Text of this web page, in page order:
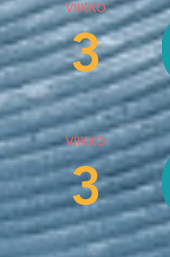
VIIKKO
3
VIIKKO
3